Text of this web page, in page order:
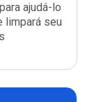
ajudá-lo
limpará seu